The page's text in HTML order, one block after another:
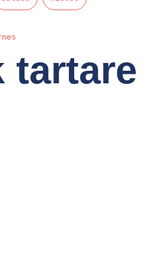
tartare